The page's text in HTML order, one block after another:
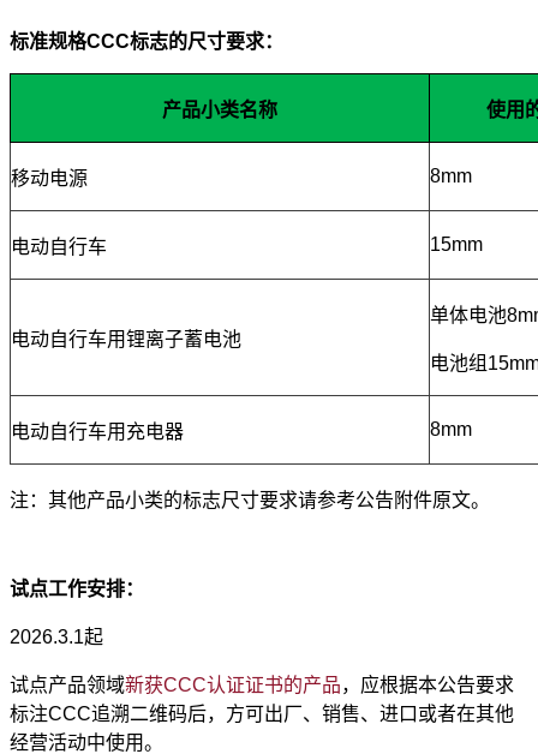
标准规格CCC标志的尺寸要求：
产品小类名称 使用
移动电源 8mm
电动自行车 15mm
电动自行车用锂离子蓄电池
单体电池
电池组
电动自行车用充电器 8mm
注：其他产品小类的标志尺寸要求请参考公告附件原文。
试点工作安排：
2026.3.1起
试点产品领域新获CCC认证证书的产品，应根据本公告要求
标注CCC追溯二维码后，方可出厂、销售、进口或者在其他
经营活动中使用。